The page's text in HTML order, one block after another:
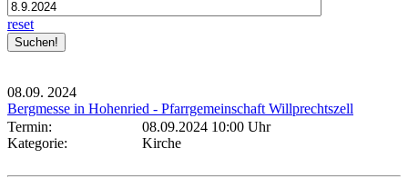
reset
08.09. 2024
Bergmesse in Hohenried - Pfarrgemeinschaft Willprechtszell
Termin:
08.09.2024 10:00 Uhr
Kategorie:
Kirche